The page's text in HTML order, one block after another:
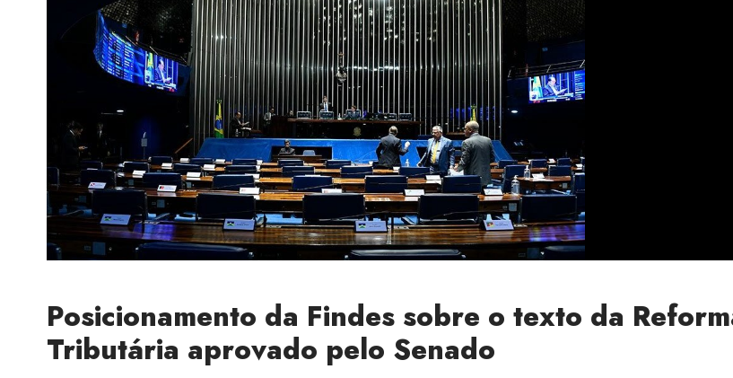
Posicionamento da Findes sobre o texto da
Tributária aprovado pelo Senado